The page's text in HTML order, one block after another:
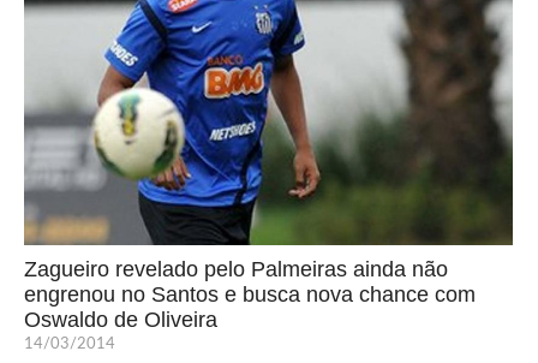
Zagueiro revelado pelo Palmeiras ainda não
engrenou no Santos e busca nova chance com
Oswaldo de Oliveira
14/03/2014